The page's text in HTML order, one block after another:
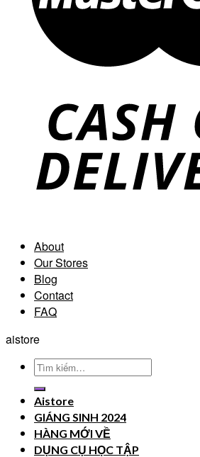
About
Our Stores
Blog
Contact
FAQ
aistore
Tìm
Aistore
GIÁNG SINH 2024
HÀNG MỚI VỀ
DỤNG CỤ HỌC TẬP